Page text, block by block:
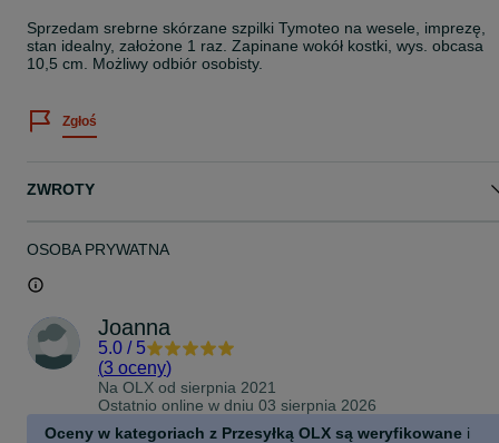
Sprzedam srebrne skórzane szpilki Tymoteo na wesele, imprezę,
stan idealny, założone 1 raz. Zapinane wokół kostki, wys. obcasa
10,5 cm. Możliwy odbiór osobisty.
Zgłoś
ZWROTY
OSOBA PRYWATNA
Joanna
5.0 / 5
(3 oceny)
Na OLX od sierpnia 2021
Ostatnio online w dniu 03 sierpnia 2026
Oceny w kategoriach z Przesyłką OLX są weryfikowane i